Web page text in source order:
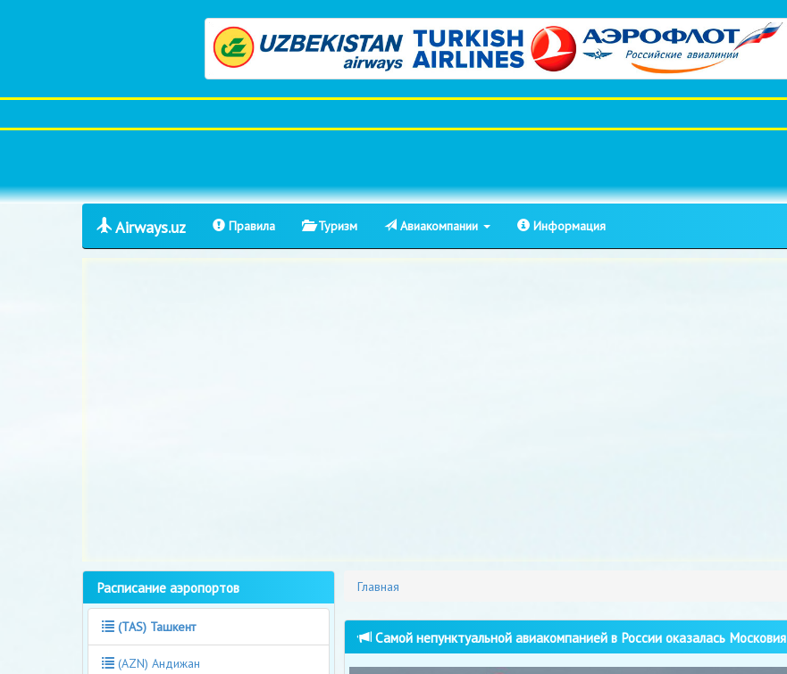
Airways.uz Правила Туризм Авиакомпании Информация
Главная
Самой непунктуальной авиакомпанией в России оказалась Московия
Расписание аэропортов
(TAS) Ташкент
(AZN) Андижан